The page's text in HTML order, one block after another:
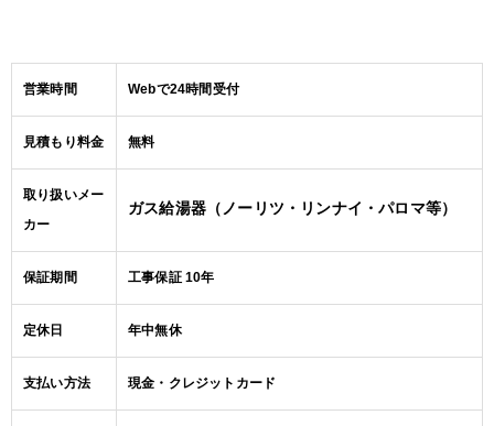
営業時間 Webで24時間受付
見積もり料金 無料
取り扱いメー
カー
ガス給湯器（ノーリツ・リンナイ・パロマ等）
保証期間 工事保証 10年
定休日 年中無休
支払い方法 現金・クレジットカード